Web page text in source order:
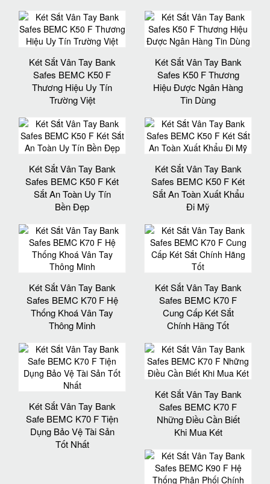
Két Sắt Vân Tay Bank
Safes BEMC K50 F
Thương Hiệu Uy Tín
Trường Việt
Két Sắt Vân Tay Bank
Safes K50 F Thương
Hiệu Được Ngân Hàng
Tin Dùng
Két Sắt Vân Tay Bank
Safes BEMC K50 F Két
Sắt An Toàn Uy Tín
Bền Đẹp
Két Sắt Vân Tay Bank
Safes BEMC K50 F Két
Sắt An Toàn Xuất Khẩu
Đi Mỹ
Két Sắt Vân Tay Bank
Safes BEMC K70 F Hệ
Thống Khoá Vân Tay
Thông Minh
Két Sắt Vân Tay Bank
Safes BEMC K70 F
Cung Cấp Két Sắt
Chính Hãng Tốt
Két Sắt Vân Tay Bank
Safe BEMC K70 F Tiện
Dụng Bảo Vệ Tài Sản
Tốt Nhất
Két Sắt Vân Tay Bank
Safes BEMC K70 F
Những Điều Cần Biết
Khi Mua Két